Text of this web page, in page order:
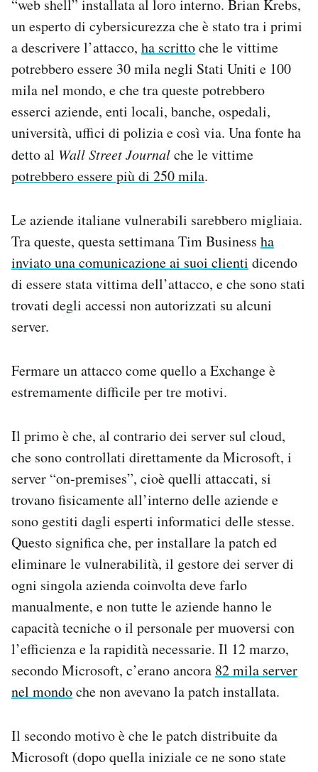
“web shell” installata al loro interno. Brian Krebs,
un esperto di cybersicurezza che è stato tra i primi
a descrivere l’attacco, ha scrittoche le vittime
potrebbero essere 30 mila negli Stati Uniti e 100
mila nel mondo, e che tra queste potrebbero
esserci aziende, enti locali, banche, ospedali,
università, uffici di polizia e così via. Una fonte ha
detto al Wall Street Journalche le vittime
potrebbero essere più di 250 mila.
Le aziende italiane vulnerabili sarebbero migliaia.
Tra queste, questa settimana Tim Business ha
inviato una comunicazione ai suoi clienti dicendo
di essere stata vittima dell’attacco, e che sono stati
trovati degli accessi non autorizzati su alcuni
server.
Fermare un attacco come quello a Exchange è
estremamente difficile per tre motivi.
Il primo è che, al contrario dei server sul cloud,
che sono controllati direttamente da Microsoft, i
server “on-premises”, cioè quelli attaccati, si
trovano fisicamente all’interno delle aziende e
sono gestiti dagli esperti informatici delle stesse.
Questo significa che, per installare la patch ed
eliminare le vulnerabilità, il gestore dei server di
ogni singola azienda coinvolta deve farlo
manualmente, e non tutte le aziende hanno le
capacità tecniche o il personale per muoversi con
l’efficienza e la rapidità necessarie. Il 12 marzo,
secondo Microsoft, c’erano ancora 82 mila server
nel mondoche non avevano la patch installata.
Il secondo motivo è che le patch distribuite da
Microsoft (dopo quella iniziale ce ne sono state